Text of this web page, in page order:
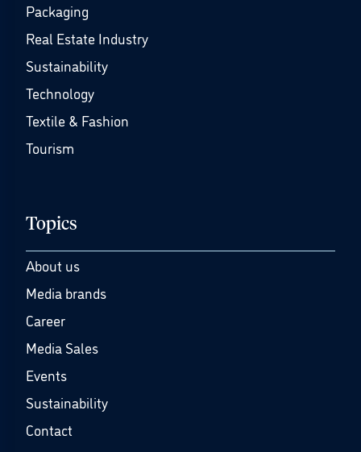
Packaging
Real Estate Industry
Sustainability
Technology
Textile & Fashion
Tourism
Topics
About us
Media brands
Career
Media Sales
Events
Sustainability
Contact